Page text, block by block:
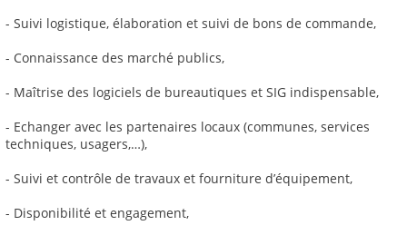
- Suivi logistique, élaboration et suivi de bons de commande,
- Connaissance des marché publics,
- Maîtrise des logiciels de bureautiques et SIG indispensable,
- Echanger avec les partenaires locaux (communes, services
techniques, usagers,…),
- Suivi et contrôle de travaux et fourniture d’équipement,
- Disponibilité et engagement,